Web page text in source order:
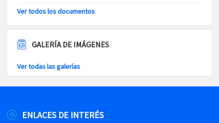
Ver todos los documentos
GALERÍA DE IMÁGENES
Ver todas las galerías
ENLACES DE INTERÉS